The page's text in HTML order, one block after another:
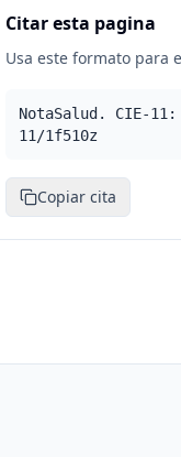
Citar esta pagina
Usa este formato para
NotaSalud. CIE-
11/1f510z
Copiar cita